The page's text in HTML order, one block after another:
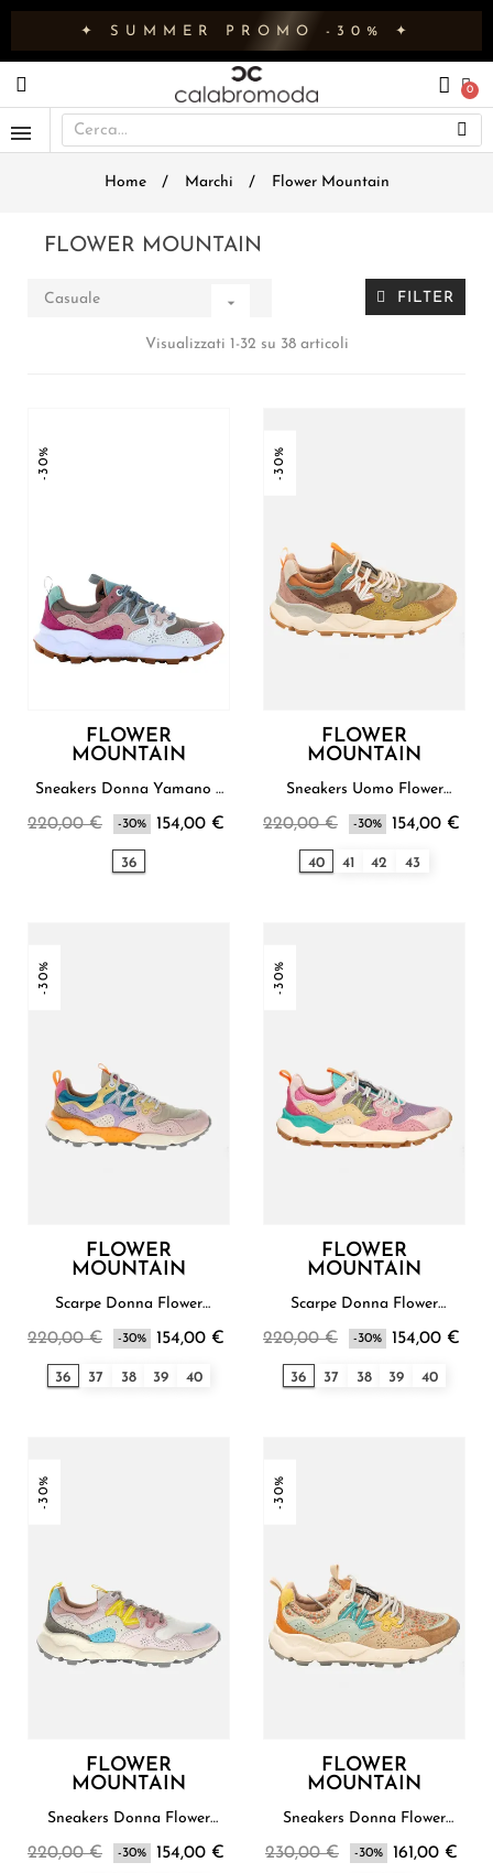
✦ SUMMER PROMO -30% ✦
Home Marchi Flower Mountain
FLOWER MOUNTAIN
Casuale  FILTER
Visualizzati 1-32 su 38 articoli
-30%
FLOWER
MOUNTAIN
Sneakers Donna Yamano 3
220,00 € -30% 154,00 €
36
-30%
FLOWER
MOUNTAIN
Sneakers Uomo Flower
220,00 € -30% 154,00 €
40 41 42 43
-30%
FLOWER
MOUNTAIN
Scarpe Donna Flower
220,00 € -30% 154,00 €
36 37 38 39 40
-30%
FLOWER
MOUNTAIN
Scarpe Donna Flower
220,00 € -30% 154,00 €
36 37 38 39 40
-30%
FLOWER
MOUNTAIN
Sneakers Donna Flower
220,00 € -30% 154,00 €
-30%
FLOWER
MOUNTAIN
Sneakers Donna Flower
230,00 € -30% 161,00 €